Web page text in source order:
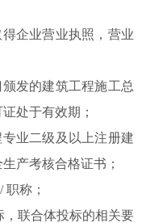
企业营业执照，营业
发的建筑工程施工总
处于有效期；
业二级及以上注册建
产考核合格证书；
称；
联合体投标的相关要